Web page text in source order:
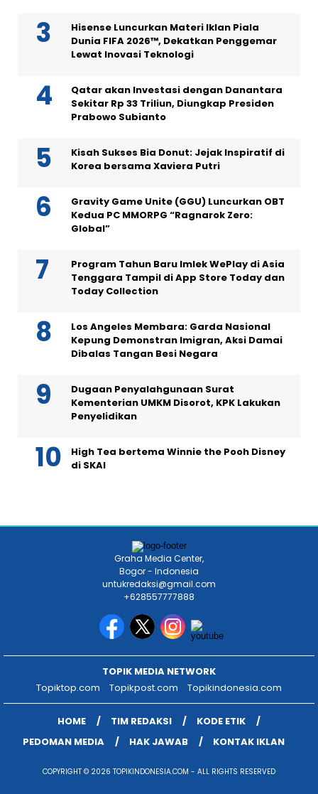
Hisense Luncurkan Materi Iklan Piala
Dunia FIFA 2026™, Dekatkan Penggemar
Lewat Inovasi Teknologi
Qatar akan Investasi dengan Danantara
Sekitar Rp 33 Triliun, Diungkap Presiden
Prabowo Subianto
Kisah Sukses Bia Donut: Jejak Inspiratif di
Korea bersama Xaviera Putri
Gravity Game Unite (GGU) Luncurkan OBT
Kedua PC MMORPG “Ragnarok Zero:
Global”
Program Tahun Baru Imlek WePlay di Asia
Tenggara Tampil di App Store Today dan
Today Collection
Los Angeles Membara: Garda Nasional
Kepung Demonstran Imigran, Aksi Damai
Dibalas Tangan Besi Negara
Dugaan Penyalahgunaan Surat
Kementerian UMKM Disorot, KPK Lakukan
Penyelidikan
High Tea bertema Winnie the Pooh Disney
di SKAI
Graha Media Center,
Bogor - Indonesia
untukredaksi@gmail.com
+628557777888
TOPIK MEDIA NETWORK
Topiktop.com
Topikpost.com Topikindonesia.com
HOME TIM REDAKSI
KODE ETIK
PEDOMAN MEDIA
HAK JAWAB KONTAK IKLAN
COPYRIGHT © 2026 TOPIKINDONESIA.COM - ALL RIGHTS RESERVED